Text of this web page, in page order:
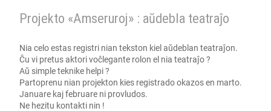
Projekto «Amseruroj» : aŭdebla teatraĵo
Nia celo estas registri nian tekston kiel aŭdeblan teatraĵon.
Ĉu vi pretus aktori voĉlegante rolon el nia teatraĵo ?
Aŭ simple teknike helpi ?
Partoprenu nian projekton kies registrado okazos en marto.
Januare kaj februare ni provludos.
Ne hezitu kontakti nin !